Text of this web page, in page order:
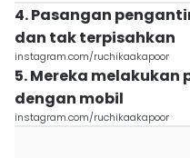
4. Pasangan
dan tak terpisahkan
instagram.com/ruchikaakapoor
5. Mereka melakukan
dengan mobil
instagram.com/ruchikaakapoor